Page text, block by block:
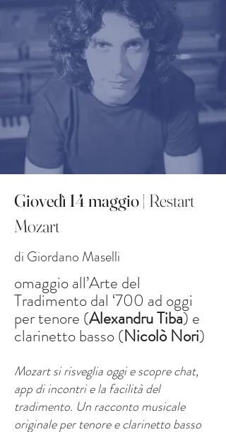
Giovedì 14 maggio | Restart
Mozart
di Giordano Maselli
omaggio all’Arte del
Tradimento dal ‘700 ad oggi
per tenore (Alexandru Tiba) e
clarinetto basso (Nicolò Nori)
Mozart si risveglia oggi e scopre chat,
app di incontri e la facilità del
tradimento. Un racconto musicale
originale per tenore e clarinetto basso